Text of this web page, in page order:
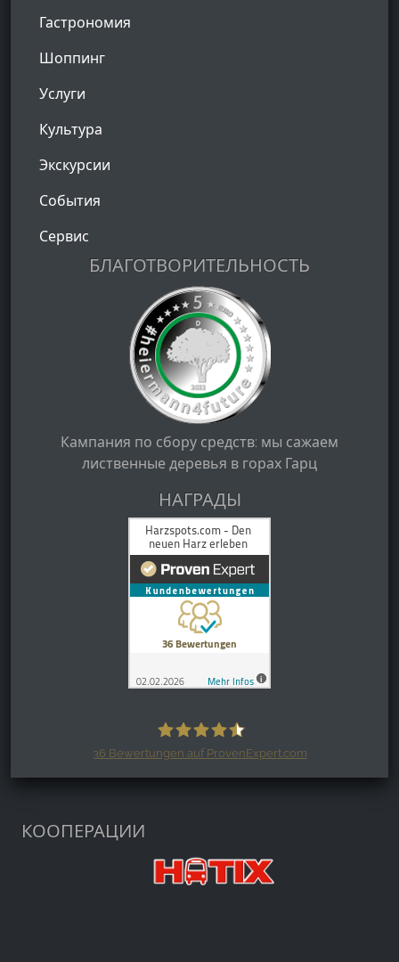
Гастрономия
Шоппинг
Услуги
Культура
Экскурсии
События
Сервис
БЛАГОТВОРИТЕЛЬНОСТЬ
Кампания по сбору средств: мы сажаем
лиственные деревья в горах Гарц
НАГРАДЫ
Harzspots.com - Den neuen Harz
36 Bewertungen auf ProvenExpert.com
КООПЕРАЦИИ